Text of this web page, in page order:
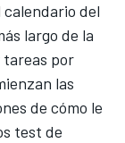
del
largo de la
tareas por
las
de cómo le
test de